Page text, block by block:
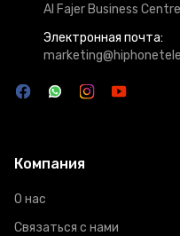
Al Fajer Business
Электронная почта:
Компания
О нас
Связаться с нами